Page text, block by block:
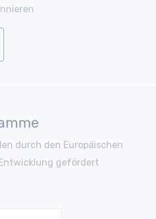
durch den Europäischen
gefördert